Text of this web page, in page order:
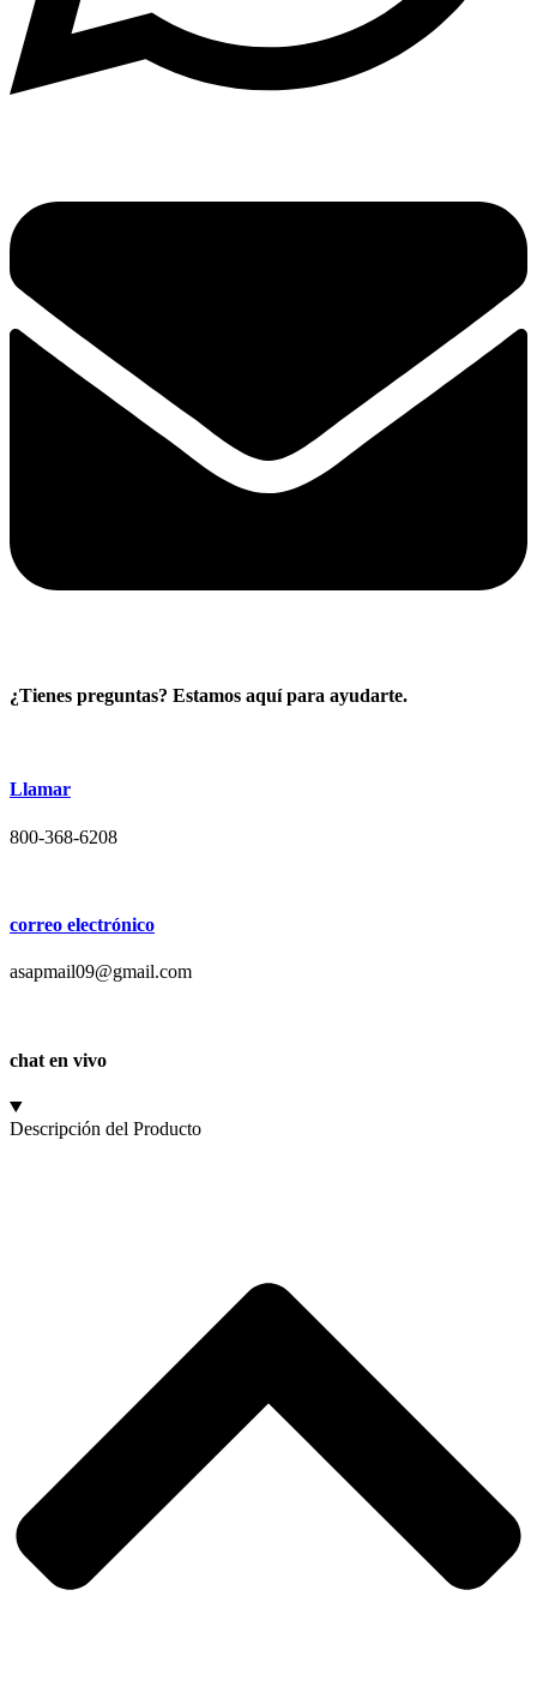
¿Tienes preguntas? Estamos aquí para ayudarte.
Llamar
800-368-6208
correo electrónico
asapmail09@gmail.com
chat en vivo
Descripción del Producto